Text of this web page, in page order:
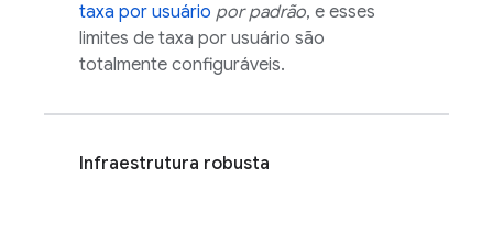
taxa por usuário por padrão, e esses
limites de taxa por usuário são
totalmente configuráveis.
Infraestrutura robusta